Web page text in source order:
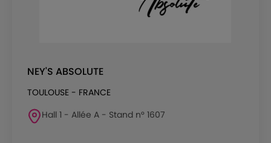
NEY'S ABSOLUTE
TOULOUSE - FRANCE
Hall 1 - Allée A - Stand n° 1607